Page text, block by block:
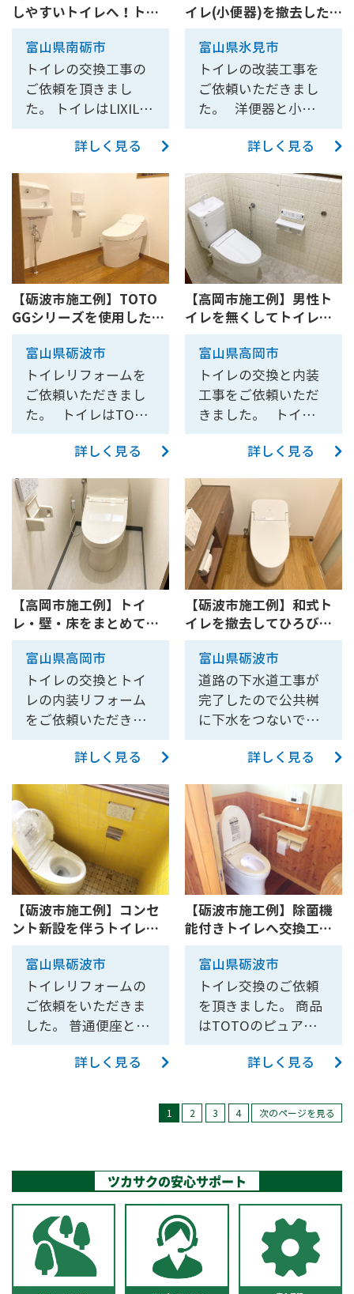
助金38,000円
が、部屋の中央に押
ことが難しく、天井
上にはダクトを通せ
るだけのスペースが
なかったため、換気
扇のダクトはトイレ
の後ろの壁の間から
床下に逃がす形で通
しました。 タオル掛
けはお客様にご用意
いただいたものを設
置させていただきま
した。 2階の押入れ
は1.5間の幅で中央に
間仕切りを作り、中
段部分と洋服をかけ
る部分で分割して施
工しました。 ご依頼
いただきありがとう
ございました。
は壁がポロポロ落ち
てこない壁紙に変更
したい。 上記の変更
に伴い、下記の細か
な点もご要望を受け
ました。 ①将来、車
椅子でトイレ内に入
って行けるよう、廊
下とトイレ床の段差
を極力小さくしてほ
しい。 ②同様に、車
椅子でトイレ内に入
って行けるよう、入
口の開口をできる限
り大きく（広く）し
てほしい。 ③小便器
が無くなって構わな
いので、お掃除など
がしやすいように洋
便器周りをゆったり
してほしい。 ④手洗
出も悪いため、手が
大きな洗面器で水跳
ねを気にする事な
く、手を洗えるよう
にしたい。 ⑤手洗い
器の収納が小さく、
掃除用具などがうま
く収納できない。長
いモップなどは別と
して、できる限り見
せないように、掃除
用具を収納したい。
⑥現在、暖房付収納
棚にトイレットペー
パーを収納してい
る。この収納はすご
く重宝しているた
め、同じ用途の収納
をどこかに設けてほ
しい。暖房機能は故
障していて現在は使
用していないので、
無くなって構わな
い。 ⑦手洗い用のタ
しているため、使い
やすい場所に、タオ
ルの収納スペースも
設けてほしい。 A.床
ンフロアへ変更 大き
きや根太（床垂木）
なっているかが確認
できませんでした。
そのため、既存のタ
イルの床を、あえて
ました。 つぶすか蓋
をして残すかの選択
肢を提示し、環境と
コストを考慮した上
で蓋をしてそのまま
にする方法を採用し
ました。 快適性と機
能性を高めるため
に、換気扇や自動水
栓、センサー照明を
導入し、トイレは最
新のTOTO GG2を設
置しました。 GG2は
オート便器洗浄、ノ
ズル自動除菌、温風
乾燥機能などの機能
が付いたコンパクト
なタンクレストイレ
です。 GGシリーズの
トイレは砺波店、射
水店にて実際にご覧
らの設備により、使
性を両立させた空間
を作り上げました。
天井と壁は明るく清
潔感のある壁紙で仕
上げました。床には
耐久性とデザイン性
に優れたクッション
フロアを貼りまし
た。水や汚れなどが
染み込みにくく、お
掃除がしやすいのが
特徴です。 さらに、
新しい扉とこれまで
付いていなかった鍵
を取り付けること
で、プライバシーと
安全性も向上させま
した。
ていただきました。
トイレはTOTO ウォ
シュレット一体型便
器ZJ1を設置させてい
ただきました。 こち
らの商品は砺波店、
射水店にて実際にご
だきました。今回は
トイレリフォームを
紹介させていただき
ます。 トイレは
TOTO ウォシュレッ
ト一体型便器ZJ1を設
置させていただきま
は、砺波店、射水店
に展示しておりま
す。お気軽にご来店
ください。 キッチン
のリフォームはこち
らをご覧ください お
風呂のリフォームに
ついてはこちらをご
覧ください
しやすいトイレへ！トイ
レ交換工事【10196C】
富山県南砺市
トイレの交換工事の
ご依頼を頂きまし
た。 トイレはLIXIL ア
メージュ便器+シャワ
ートイレKA31をお選
便器のフチが無く掃
除がしやすい形状に
なっています。 こち
らのトイレは砺波
店、射水店に展示し
ております。
詳しく見る
イレ(小便器)を撤去した
ひろびろトイレリフォー
ム【10192A】
富山県氷見市
トイレの改装工事を
ご依頼いただきまし
た。 洋便器と小便器
の2箇所あったトイレ
を1箇所にまとめ、洋
いただきました。 紙
巻き器や手洗器もト
イレと一緒に新しく
設置し、壁や床の内
装も新しく貼替を行
いました。トイレを1
箇所にまとめたこと
により、広々とした
トイレスペースを確
保しました。 壁に抗
菌仕様のパネルを貼
ったことで、お掃除
がしやすくなりまし
た。 トイレ周りに手
を設置して、より安
心してトイレをお使
いいただけるように
なりました。 トイレ
はTOTO GG3をお選
びいただきました。
自動便器洗浄や便ふ
た自動開閉、ノズル
除菌機能などが付い
た人気のタンクレス
トイレです。 砺波
店、射水店にて実物
をご覧いただけま
す。お気軽にご来店
ください！ 一緒に寒
さ対策に内窓も設置
させていただきまし
た。 また、こちらの
現場では以下のよう
に補助金を申請でき
ました。 こどもエコ
すまい支援事業 掃除
のしやすいトイレ 補
助金20,000円 手すり
の設置 補助金5,000円
内窓設置(大、小) 補
詳しく見る
【砺波市施工例】TOTO
GGシリーズを使用したト
イレリフォーム
【10187】
富山県砺波市
トイレリフォームを
ご依頼いただきまし
た。 トイレはTOTO
GG1をお選びいただ
きました。 こちらの
商品は砺波店・射水
店で展示しておりま
すので、実際にご依
頼いただけます。 一
緒に壁紙の貼替、手
洗い器などの小物も
交換させていただき
ました。
詳しく見る
【高岡市施工例】男性ト
イレを無くしてトイレを
広い空間へリフォーム
【10183】
富山県高岡市
トイレの交換と内装
工事をご依頼いただ
きました。 トイレは
洋式トイレと小便器
が1つのスペースの設
置されていました。
洋式トイレと小便器
の仕切りを撤去し、
洋式トイレのみを設
置させていただき、
広々としたトイレス
ペースを確保できる
ようになりました。
トイレはLIXIL アメー
ジュ+シャワートイレ
KA31をお選びいただ
きました。こちらの
商品は砺波店、射水
店に展示しておりま
すので実際にご覧い
の床はタイルからク
ッションフロアに貼
り換えさせていただ
きました。 壁はタイ
ル部分はそのまま残
し、壁紙部分のみ貼
り換えさせていただ
きました。 一緒に換
気扇も取り替えまし
た。
詳しく見る
【高岡市施工例】トイ
レ・壁・床をまとめてリ
フォーム(TOTO ZJ1)
【10181】
富山県高岡市
トイレの交換とトイ
レの内装リフォーム
をご依頼いただきま
した。 トイレはもと
もと洋式から洋式へ
の交換で、TOTO ウ
ォシュレット一体型
便器ZJ1をお選びいた
だきました。 こちら
の商品は砺波店・射
水店に展示しており
ますので、実際の商
品をご覧いただけま
す。 内装は壁紙、ク
ッションフロアを新
しいものに貼り換え
させていただき、ト
イレ全体が新しくな
りました。
詳しく見る
【砺波市施工例】和式ト
イレを撤去してひろびろ
トイレ空間へリフォーム
【10172】
富山県砺波市
道路の下水道工事が
完了したので公共桝
に下水をつないでほ
しい、一緒にトイレ
も一新したいという
ことで、弊社にご相
談いただきました。
浄化槽が車庫の中に
あったことと経路は
どうしても家の中を
通す必要があったこ
とから、床下に潜り
ある程度工事内容が
固まったもののトイ
レ廻りや増築した部
分もあり、一部解体
してみないとわから
ない部分がでてきて
いました。 お客様に
相談して一部価格が
工事させていただき
ただき、工事内容の
変更などもろもろ行
わせていただきまし
た。 トイレは和式ト
イレと洋式トイレの
２つあったものを洋
詳しく見る
【砺波市施工例】コンセ
ント新設を伴うトイレリ
フォーム【10166】
富山県砺波市
トイレリフォームの
ご依頼をいただきま
した。 普通便座と呼
ばれるウォシュレッ
ト機能や暖房便座機
れに伴い、トイレ内
にコンセントが必要
になったため、コン
セントを新設しまし
た。 トイレはTOTO
GG1-800を設置させ
詳しく見る
【砺波市施工例】除菌機
能付きトイレへ交換工事
と手すりの設置
【10158】
富山県砺波市
トイレ交換のご依頼
を頂きました。 商品
はTOTOのピュアレ
ストQR+アプリコッ
トF1Aをお選びいただ
ズルに除菌水を吹き
かける自動除菌機能
一緒に手すりも設置
させていただきまし
た。立ち上がる際な
どにサポートしま
す。 ご依頼いただき
ありがとうございま
詳しく見る
1 2 3 4 次のページを見る
ツカサクの安心サポート